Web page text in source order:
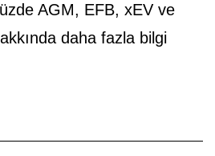
AGM, EFB, xEV ve
daha fazla bilgi